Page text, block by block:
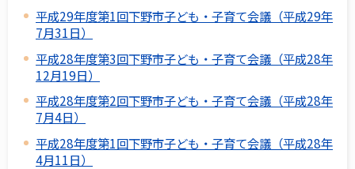
平成29年度第1回下野市子ども・子育て会議（平成29年
7月31日）
平成28年度第3回下野市子ども・子育て会議（平成28年
12月19日）
平成28年度第2回下野市子ども・子育て会議（平成28年
7月4日）
平成28年度第1回下野市子ども・子育て会議（平成28年
4月11日）